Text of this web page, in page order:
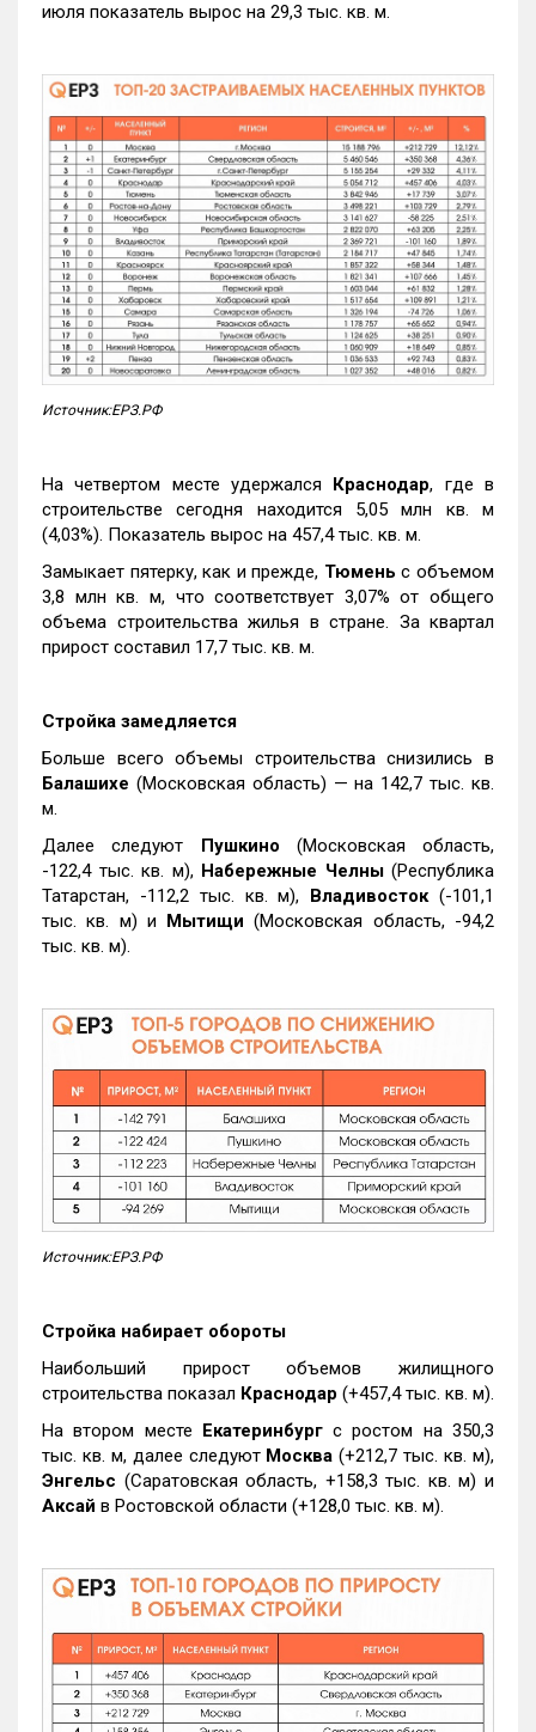
июля показатель вырос на 29,3 тыс. кв. м.
Источник:ЕРЗ.РФ
На четвертом месте удержался Краснодар, где в
строительстве сегодня находится 5,05 млн кв. м
(4,03%). Показатель вырос на 457,4 тыс. кв. м.
Замыкает пятерку, как и прежде, Тюмень с объемом
3,8 млн кв. м, что соответствует 3,07% от общего
объема строительства жилья в стране. За квартал
прирост составил 17,7 тыс. кв. м.
Стройка замедляется
Больше всего объемы строительства снизились в
Балашихе (Московская область) — на 142,7 тыс. кв.
м.
Далее следуют Пушкино (Московская область,
-122,4 тыс. кв. м), Набережные Челны(Республика
Татарстан, -112,2 тыс. кв. м), Владивосток(-101,1
тыс. кв. м) и Мытищи (Московская область, -94,2
тыс. кв. м).
Источник:ЕРЗ.РФ
Стройка набирает обороты
Наибольший прирост объемов жилищного
строительства показал Краснодар (+457,4 тыс. кв. м).
На втором месте Екатеринбургс ростом на 350,3
тыс. кв. м, далее следуют Москва (+212,7 тыс. кв. м),
Энгельс (Саратовская область, +158,3 тыс. кв. м) и
Аксай в Ростовской области (+128,0 тыс. кв. м).